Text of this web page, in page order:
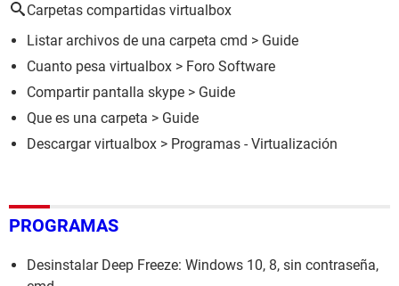
Carpetas compartidas virtualbox
Listar archivos de una carpeta cmd > Guide
Cuanto pesa virtualbox > Foro Software
Compartir pantalla skype > Guide
Que es una carpeta > Guide
Descargar virtualbox > Programas - Virtualización
PROGRAMAS
Desinstalar Deep Freeze: Windows 10, 8, sin contraseña,